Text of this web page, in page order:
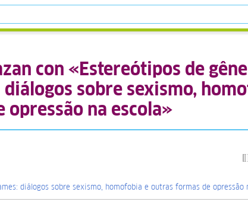
con «Estereótipos de
sobre sexismo,
opressão na escola»
diálogos sobre sexismo, homofobia e outras formas de opressão